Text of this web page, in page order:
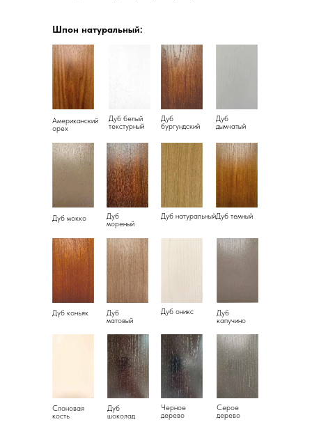
Американский
орех
Дуб белый
текстурный
Дуб
бургундский
Дуб
дымчатый
Дуб мокко
Дуб
мореный
Дуб натуральный
Слоновая
кость
Дуб темный
Дуб коньяк
Дуб
шоколад
Дуб
матовый
Дуб
капучино
Дуб оникс
Серое
дерево
Черное
дерево
Шпон натуральный: